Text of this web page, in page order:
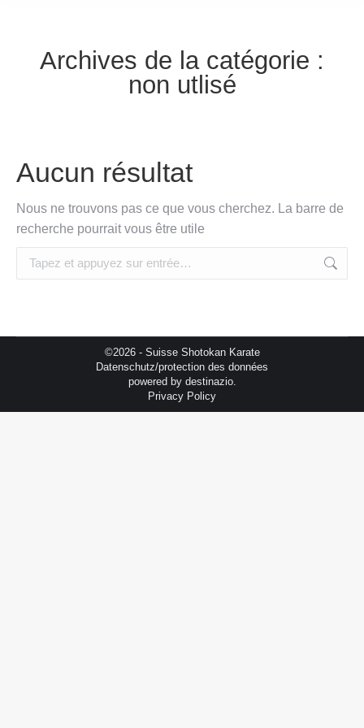
Archives de la catégorie :
non utlisé
Aucun résultat
Nous ne trouvons pas ce que vous cherchez. La barre de
recherche pourrait vous être utile
Recherche
:
©2026 - Suisse Shotokan Karate
Datenschutz/protection des données
powered by destinazio.
Privacy Policy